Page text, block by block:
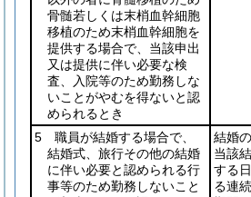
骨髄若しくは末梢血幹細胞
移植のため末梢血幹細胞を
提供する場合で、当該申出
又は提供に伴い必要な検
査、入院等のため勤務しな
いことがやむを得ないと認
められるとき
5 職員が結婚する場合で、
結婚式、旅行その他の結婚
に伴い必要と認められる行
事等のため勤務しないこと
結婚
当該
する
る連